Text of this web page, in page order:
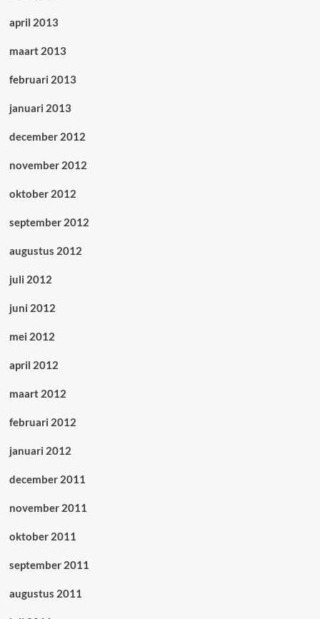
april 2013
maart 2013
februari 2013
januari 2013
december 2012
november 2012
oktober 2012
september 2012
augustus 2012
juli 2012
juni 2012
mei 2012
april 2012
maart 2012
februari 2012
januari 2012
december 2011
november 2011
oktober 2011
september 2011
augustus 2011